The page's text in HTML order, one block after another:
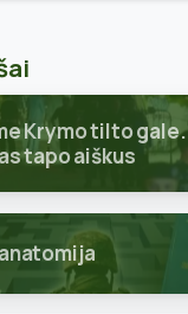
Krymo tilto gale.
tapo aiškus